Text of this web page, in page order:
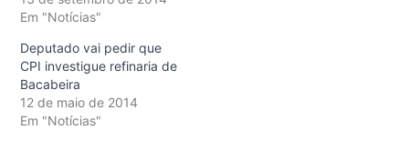
Em "Notícias"
Deputado vai pedir que
CPI investigue refinaria de
Bacabeira
12 de maio de 2014
Em "Notícias"